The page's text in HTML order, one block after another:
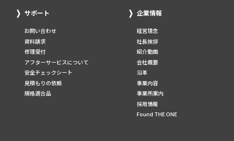
サポート
お問い合わせ
資料請求
修理受付
アフターサービスについて
安全チェックシート
見積もりの依頼
規格適合品
企業情報
経営理念
社長挨拶
紹介動画
会社概要
沿革
事業内容
事業所案内
採用情報
Found THE ONE